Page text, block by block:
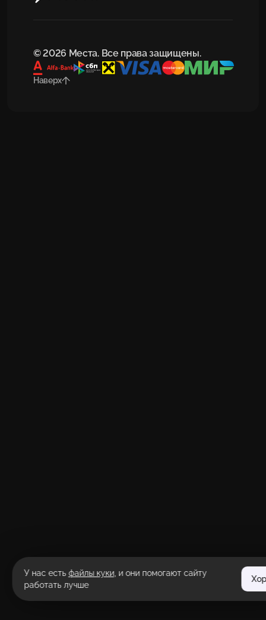
© 2026 Места. Все права защищены.
Наверх
У нас естьфайлы куки, и они помогают сайту
работать лучше